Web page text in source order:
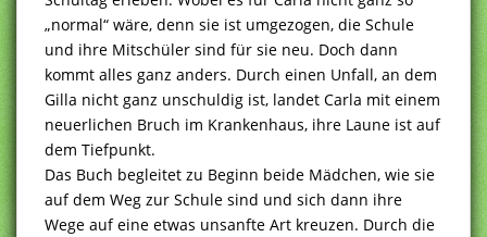
„normal“ wäre, denn sie ist umgezogen, die Schule
und ihre Mitschüler sind für sie neu. Doch dann
kommt alles ganz anders. Durch einen Unfall, an dem
Gilla nicht ganz unschuldig ist, landet Carla mit einem
neuerlichen Bruch im Krankenhaus, ihre Laune ist auf
dem Tiefpunkt.
Das Buch begleitet zu Beginn beide Mädchen, wie sie
auf dem Weg zur Schule sind und sich dann ihre
Wege auf eine etwas unsanfte Art kreuzen. Durch die